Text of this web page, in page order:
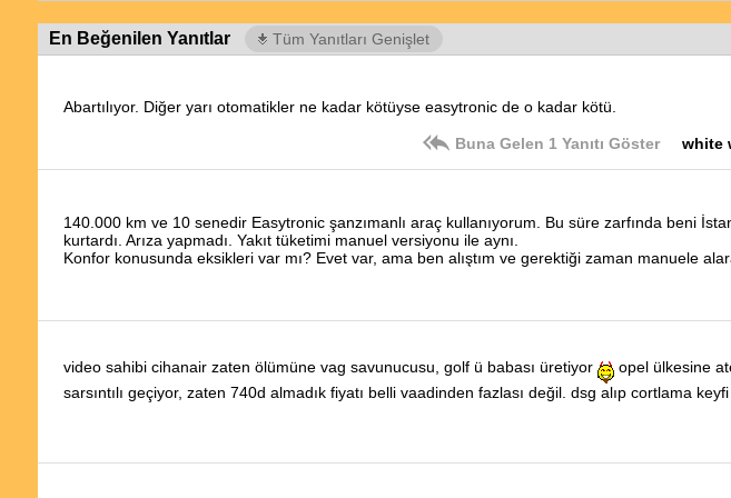
En Beğenilen Yanıtlar Tüm Yanıtları Genişlet
Abartılıyor. Diğer yarı otomatikler ne kadar kötüyse easytronic de o kadar kötü.
Buna Gelen 1 Yanıtı Göster white
140.000 km ve 10 senedir Easytronic şanzımanlı araç kullanıyorum. Bu süre zarfında beni
kurtardı. Arıza yapmadı. Yakıt tüketimi manuel versiyonu ile aynı.
Konfor konusunda eksikleri var mı? Evet var, ama ben alıştım ve gerektiği zaman manuele
video sahibi cihanair zaten ölümüne vag savunucusu, golf ü babası üretiyor
opel ülkesine
sarsıntılı geçiyor, zaten 740d almadık fiyatı belli vaadinden fazlası değil. dsg alıp cortlama